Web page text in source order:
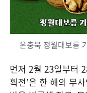
온충북 정월대보름
먼저 2월 23일부터
획전’은 한 해의 무